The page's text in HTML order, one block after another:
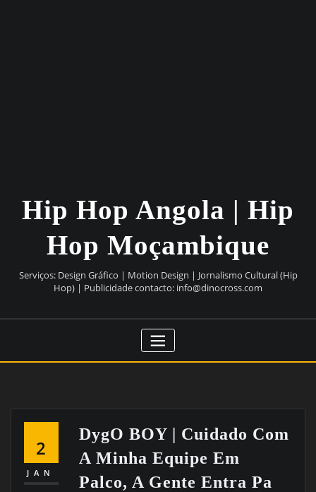
Hip Hop Angola | Hip
Hop Moçambique
Serviços: Design Gráfico | Motion Design | Jornalismo Cultural (Hip
Hop) | Publicidade contacto: info@dinocross.com
2
JAN
DygO BOY | Cuidado Com
A Minha Equipe Em
Palco, A Gente Entra Pa